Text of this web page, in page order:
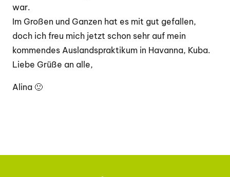
war.
Im Großen und Ganzen hat es mit gut gefallen,
doch ich freu mich jetzt schon sehr auf mein
kommendes Auslandspraktikum in Havanna, Kuba.
Liebe Grüße an alle,
Alina 🙂